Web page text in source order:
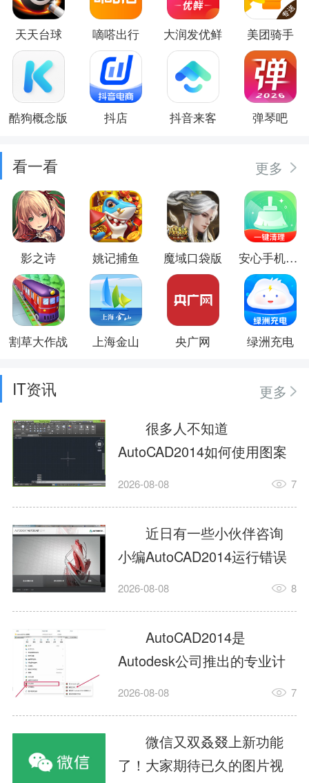
天天台球 嘀嗒出行 大润发优鲜 美团骑手
酷狗概念版 抖店 抖音来客 弹琴吧
看一看 更多
影之诗 姚记捕鱼 魔域口袋版 安心手机卫士
割草大作战 上海金山 央广网 绿洲充电
IT资讯
更多
很多人不知道
AutoCAD2014如何使用图案
填充?今日为你们带来的文章
用图案填充的内容，还有不
清楚小伙伴和小编一起去学
习一下吧。1.打开
AutoCAD2014这款软件，进
入AutoCAD2014的操作界
面，如图所示：2.在该界面内
找到矩形选项，如图所示：3.
点击矩...
2026-08-08 7
近日有一些小伙伴咨询
小编AutoCAD2014运行错误
怎么办?下面就为大家带来了
办的解决方法，有需要的小
伙伴可以来了解了解哦。1.打
开控制面板，选择
AutodeskAutoCAD2014。2.
等AutodeskAutoCAD2014的
安装程序加载完毕。3.选择添
加/...
2026-08-08 8
AutoCAD2014是
Autodesk公司推出的专业计
算机辅助设计（CAD）软
子、建筑、服装等多个工程
与设计领域。作为行业标准
工具之一，它提供了强大的
2026-08-08 7
微信又双叒叕上新功能
了！大家期待已久的图片视